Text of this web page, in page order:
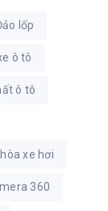
lốp
ô tô
ô tô
xe hơi
360